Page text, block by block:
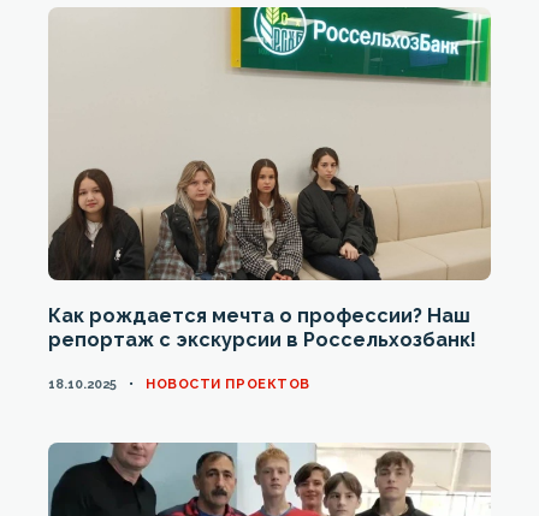
Как рождается мечта о профессии? Наш
репортаж с экскурсии в Россельхозбанк!
18.10.2025 CATEGORIES
НОВОСТИ ПРОЕКТОВ